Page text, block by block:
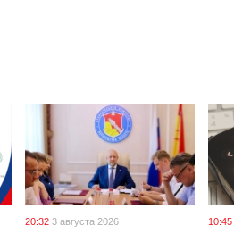
20:32 3 августа 2026 10:45